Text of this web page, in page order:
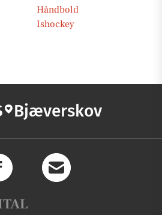
Håndbold
Ishockey
Bjæverskov